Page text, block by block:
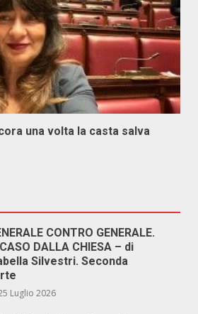
una volta la casta salva
CONTRO GENERALE.
DALLA CHIESA – di
Silvestri. Seconda
Luglio 2026